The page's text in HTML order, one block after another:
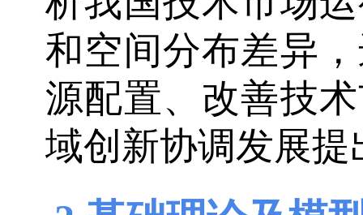
和空间分布差异
源配置、改善技
域创新协调发展